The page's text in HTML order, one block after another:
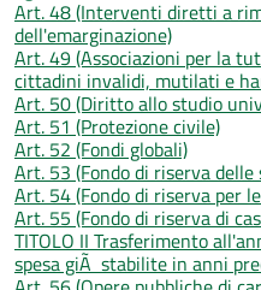
Art. 48 (Interventi diretti a
dell'emarginazione)
Art. 49 (Associazioni per la
cittadini invalidi, mutilati e
Art. 50 (Diritto allo studio
Art. 51 (Protezione civile)
Art. 52 (Fondi globali)
Art. 53 (Fondo di riserva delle
Art. 54 (Fondo di riserva per
Art. 55 (Fondo di riserva di
TITOLO II Trasferimento
spesa giÃ stabilite in anni